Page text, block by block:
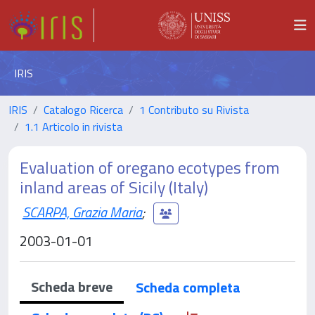
IRIS
IRIS Catalogo Ricerca
1 Contributo su Rivista
1.1 Articolo in rivista
Evaluation of oregano ecotypes from
inland areas of Sicily (Italy)
SCARPA, Grazia Maria;
2003-01-01
Scheda breve
Scheda completa